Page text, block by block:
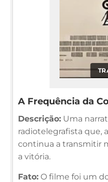
A Frequência da
Descrição: Uma
radiotelegrafista que,
continua a transmitir
a vitória.
Fato: O filme foi um